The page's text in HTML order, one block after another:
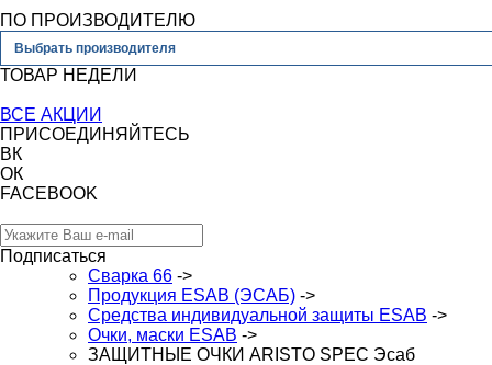
ПО ПРОИЗВОДИТЕЛЮ
Выбрать производителя
ТОВАР НЕДЕЛИ
ВСЕ АКЦИИ
ПРИСОЕДИНЯЙТЕСЬ
ВК
ОК
FACEBOOK
Подписаться
Сварка 66 ->
Продукция ESAB (ЭСАБ) ->
Средства индивидуальной защиты ESAB ->
Очки, маски ESAB ->
ЗАЩИТНЫЕ ОЧКИ ARISTO SPEC Эсаб